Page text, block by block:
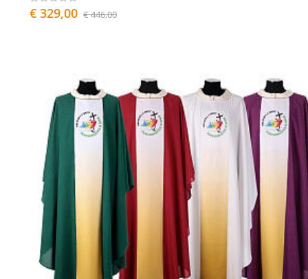
€ 329,00 € 446,00